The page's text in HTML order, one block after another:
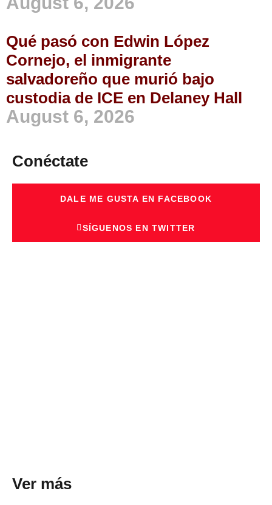
Qué pasó con Edwin López
Cornejo, el inmigrante
salvadoreño que murió bajo
custodia de ICE en Delaney Hall
August 6, 2026
Conéctate
DALE ME GUSTA EN FACEBOOK
SÍGUENOS EN TWITTER
Ver más